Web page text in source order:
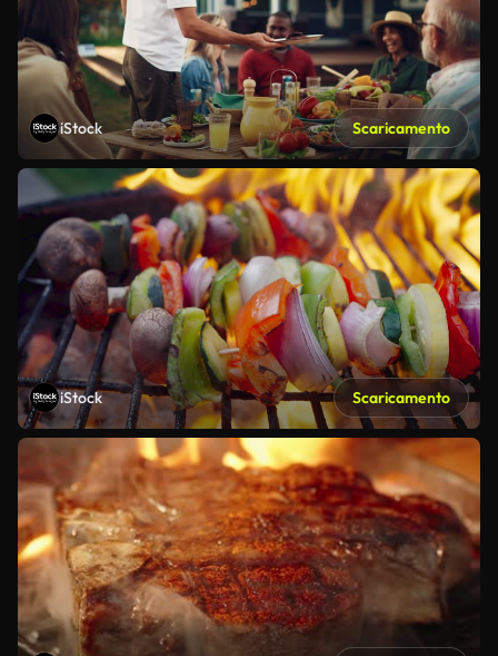
iStock Scaricamento
iStock Scaricamento